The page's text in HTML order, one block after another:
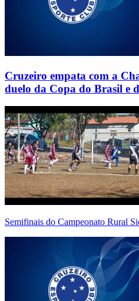
Cruzeiro empata com a
duelo da Copa do Brasil e
Semifinais do Campeonato Rural